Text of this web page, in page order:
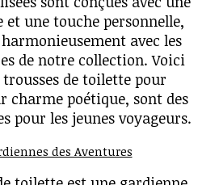
et une touche personnelle,
avec les
de notre collection. Voici
de toilette pour
charme poétique, sont des
pour les jeunes voyageurs.
des Aventures